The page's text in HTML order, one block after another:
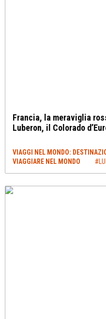
Francia, la meraviglia
Luberon, il Colorado
VIAGGI NEL MONDO:
VIAGGIARE NEL MONDO